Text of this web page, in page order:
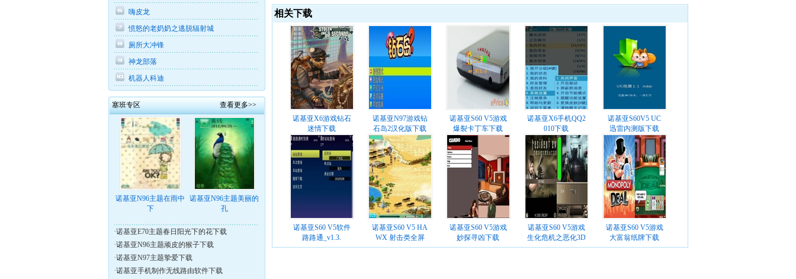
嗨皮龙
愤怒的老奶奶之逃脱辐射城
厕所大冲锋
神龙部落
机器人科迪
塞班专区 查看更多>>
诺基亚N96主题在雨中
下
诺基亚N96主题美丽的
孔
·诺基亚E70主题春日阳光下的花下载
·诺基亚N96主题顽皮的猴子下载
·诺基亚N97主题挚爱下载
·诺基亚手机制作无线路由软件下载
相关下载
诺基亚X6游戏钻石
迷情下载
诺基亚N97游戏钻
石岛2汉化版下载
诺基亚S60 V5游戏
爆裂卡丁车下载
诺基亚X6手机QQ2
010下载
诺基亚S60V5 UC
迅雷内测版下载
诺基亚S60 V5软件
路路通_v1.3.
诺基亚S60 V5 HA
WX 射击类全屏
诺基亚S60 V5游戏
妙探寻凶下载
诺基亚S60 V5游戏
生化危机之恶化3D
诺基亚S60 V5游戏
大富翁纸牌下载